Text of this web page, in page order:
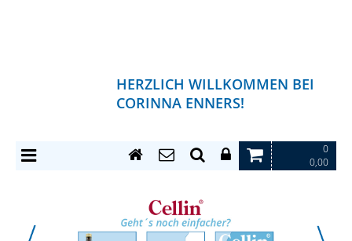
HERZLICH WILLKOMMEN BEI
CORINNA ENNERS!
0
0,00